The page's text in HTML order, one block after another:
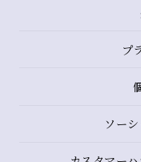
プ
ソー